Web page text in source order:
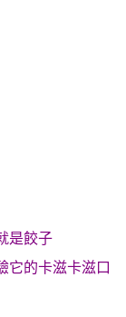
是餃子
它的卡滋卡滋口